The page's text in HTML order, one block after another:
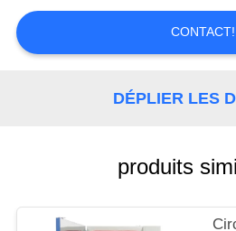
DEMANDEZ
UNE
CITATION
SITE
CONTACT!
DÉPLIER LES
produits